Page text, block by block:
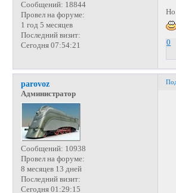
Сообщений: 18844
Провел на форуме:
1 год 5 месяцев
Последний визит:
Сегодня 07:54:21
Но
0
parovoz
Администратор
Сообщений: 10938
Провел на форуме:
8 месяцев 13 дней
Последний визит:
Сегодня 01:29:15